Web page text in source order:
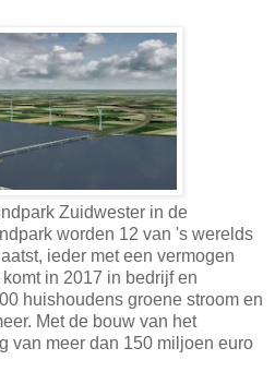
Zuidwester in de
worden 12 van 's werelds
ieder met een vermogen
in 2017 in bedrijf en
huishoudens groene stroom en
Met de bouw van het
van meer dan 150 miljoen euro